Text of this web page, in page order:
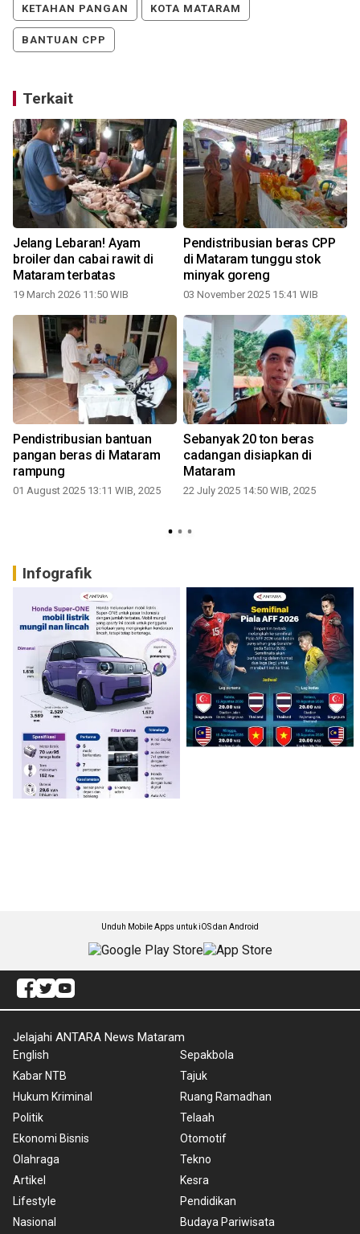
KETAHAN PANGAN KOTA MATARAM
BANTUAN CPP
Terkait
Jelang Lebaran! Ayam
broiler dan cabai rawit di
Mataram terbatas
19 March 2026 11:50 WIB
Pendistribusian beras CPP
di Mataram tunggu stok
minyak goreng
03 November 2025 15:41 WIB
Pendistribusian bantuan
pangan beras di Mataram
rampung
01 August 2025 13:11 WIB, 2025
Sebanyak 20 ton beras
cadangan disiapkan di
Mataram
22 July 2025 14:50 WIB, 2025
Infografik
Unduh Mobile Apps untuk iOS dan Android
Jelajahi ANTARA News Mataram
English
Kabar NTB
Hukum Kriminal
Politik
Ekonomi Bisnis
Olahraga
Artikel
Lifestyle
Nasional
Sepakbola
Tajuk
Ruang Ramadhan
Telaah
Otomotif
Tekno
Kesra
Pendidikan
Budaya Pariwisata